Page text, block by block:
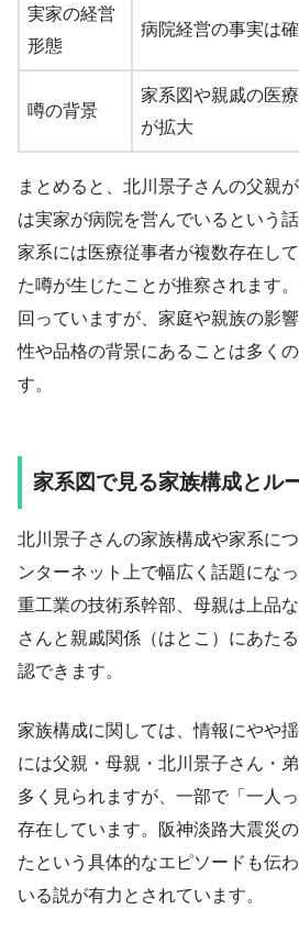
実家の経営
形態
病院経営の事実は
噂の背景
家系図や親戚の医
が拡大
まとめると、北川景子さんの父親
は実家が病院を営んでいるという
家系には医療従事者が複数存在し
た噂が生じたことが推察されます
回っていますが、家庭や親族の影
性や品格の背景にあることは多く
す。
家系図で見る家族構成とル
北川景子さんの家族構成や家系に
ンターネット上で幅広く話題にな
重工業の技術系幹部、母親は上品
さんと親戚関係（はとこ）にあた
認できます。
家族構成に関しては、情報にやや
には父親・母親・北川景子さん・
多く見られますが、一部で「一人
存在しています。阪神淡路大震災
たという具体的なエピソードも伝
いる説が有力とされています。